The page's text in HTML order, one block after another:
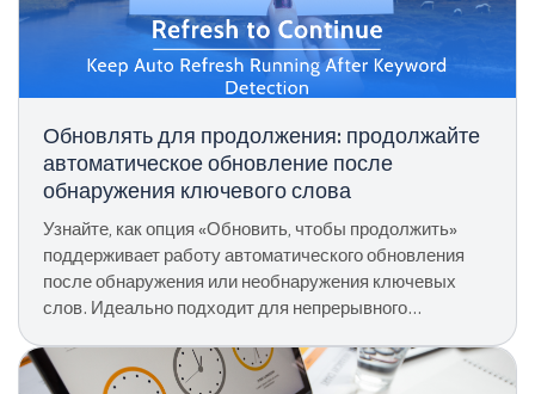
Обновлять для продолжения: продолжайте
автоматическое обновление после
обнаружения ключевого слова
Узнайте, как опция «Обновить, чтобы продолжить»
поддерживает работу автоматического обновления
после обнаружения или необнаружения ключевых
слов. Идеально подходит для непрерывного
отслеживания.